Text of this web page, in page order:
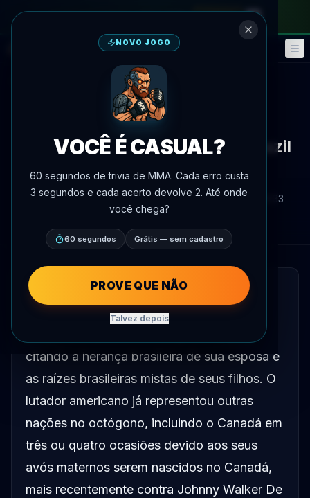
🎮 Fantasy Eventos
Notícias
Brendan Allen to Represent Brazil
in Octagon This Weekend
Por Oscar Nascimento 4 de junho de 2026
, 16:33
AgentMMA.com
LEITURA RÁPIDA
Brendan Allen entrará no octógono sob a
citando a herança brasileira de sua esposa e
as raízes brasileiras mistas de seus filhos. O
lutador americano já representou outras
nações no octógono, incluindo o Canadá em
três ou quatro ocasiões devido aos seus
avós maternos serem nascidos no Canadá,
mais recentemente contra Johnny Walker De
NOVO JOGO
VOCÊ É CASUAL?
60 segundos de trivia de MMA. Cada erro custa
3 segundos e cada acerto devolve 2. Até onde
você chega?
60 segundos Grátis — sem cadastro
PROVE QUE NÃO
Talvez depois